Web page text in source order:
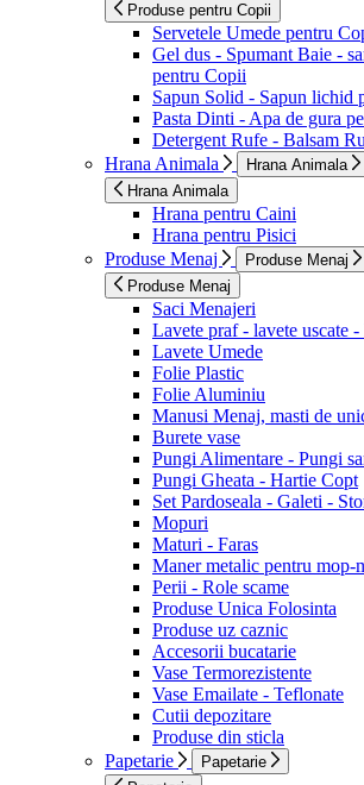
Produse pentru Copii
Servetele Umede pentru
Gel dus - Spumant Baie -
pentru Copii
Sapun Solid - Sapun lichid
Pasta Dinti - Apa de gura
Detergent Rufe - Balsam
Hrana Animala
Hrana Animala
Hrana Animala
Hrana pentru Caini
Hrana pentru Pisici
Produse Menaj
Produse Menaj
Produse Menaj
Saci Menajeri
Lavete praf - lavete uscate
Lavete Umede
Folie Plastic
Folie Aluminiu
Manusi Menaj, masti de
Burete vase
Pungi Alimentare - Pungi
Pungi Gheata - Hartie Copt
Set Pardoseala - Galeti -
Mopuri
Maturi - Faras
Maner metalic pentru mop-
Perii - Role scame
Produse Unica Folosinta
Produse uz caznic
Accesorii bucatarie
Vase Termorezistente
Vase Emailate - Teflonate
Cutii depozitare
Produse din sticla
Papetarie
Papetarie